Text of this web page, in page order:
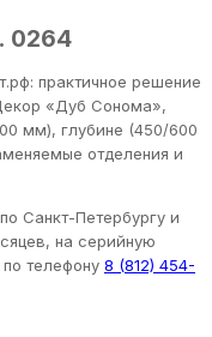
0264
практичное решение
«Дуб Сонома»,
мм), глубине (450/600
отделения и
Санкт-Петербургу и
на серийную
телефону 8 (812) 454-